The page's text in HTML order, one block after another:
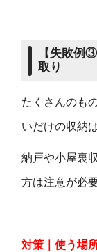
【失敗例③
取り
たくさんのも
いだけの収納
納戸や小屋裏
方は注意が必
対策｜使う場